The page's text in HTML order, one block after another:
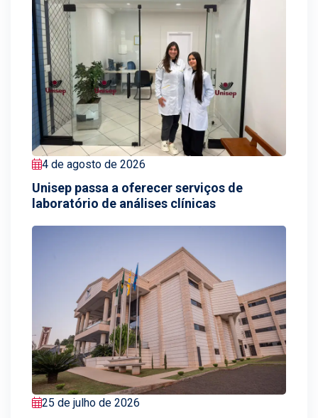
4 de agosto de 2026
Unisep passa a oferecer serviços de
laboratório de análises clínicas
25 de julho de 2026